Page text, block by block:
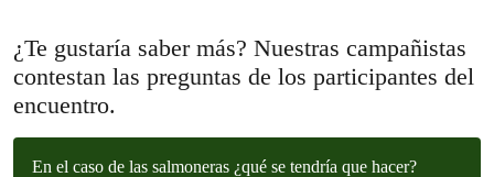
¿Te gustaría saber más? Nuestras campañistas
contestan las preguntas de los participantes del
encuentro.
En el caso de las salmoneras ¿qué se tendría que hacer?